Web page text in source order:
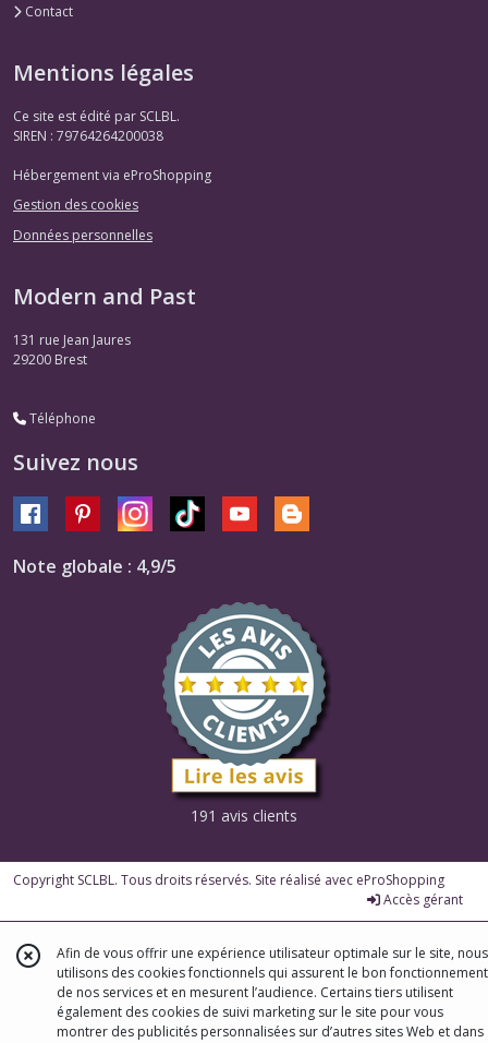
Contact
Mentions légales
Ce site est édité par SCLBL.
SIREN : 79764264200038
Hébergement via eProShopping
Gestion des cookies
Données personnelles
Modern and Past
131 rue Jean Jaures
29200 Brest
Téléphone
Suivez nous
Note globale : 4,9/5
191 avis clients
Copyright SCLBL. Tous droits réservés. Site réalisé avec eProShopping
Accès gérant
Afin de vous offrir une expérience utilisateur optimale sur le site, nous
utilisons des cookies fonctionnels qui assurent le bon fonctionnement
de nos services et en mesurent l’audience. Certains tiers utilisent
également des cookies de suivi marketing sur le site pour vous
montrer des publicités personnalisées sur d’autres sites Web et dans